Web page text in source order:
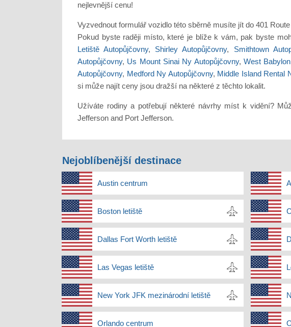
nejlevnější cenu!
Vyzvednout formulář vozidlo této sběrně musíte jít do 401
Pokud byste raději místo, které je blíže k vám, pak byste
Letiště Autopůjčovny, Shirley Autopůjčovny, Smithtown
Autopůjčovny, Us Mount Sinai Ny Autopůjčovny,West
Autopůjčovny, Medford Ny Autopůjčovny, Middle Island Rental
si může najít ceny jsou dražší na některé z těchto lokalit.
Užíváte rodiny a potřebují některé návrhy míst k vidění?
Jefferson and Port Jefferson.
Nejoblíbenější destinace
Austin centrum
Boston letiště
Dallas Fort Worth letiště
Las Vegas letiště
New York JFK mezinárodní letiště
Orlando centrum